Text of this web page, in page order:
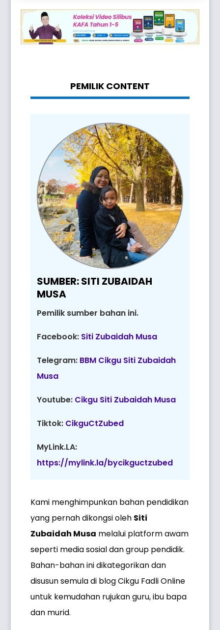
PEMILIK CONTENT
SUMBER: SITI ZUBAIDAH
MUSA
Pemilik sumber bahan ini.
Facebook: Siti Zubaidah Musa
Telegram: BBM Cikgu Siti Zubaidah
Musa
Youtube: Cikgu Siti Zubaidah Musa
Tiktok: CikguCtZubed
MyLink.LA:
https://mylink.la/bycikguctzubed
Kami menghimpunkan bahan pendidikan
yang pernah dikongsi oleh Siti
Zubaidah Musa melalui platform awam
seperti media sosial dan group pendidik.
Bahan-bahan ini dikategorikan dan
disusun semula di blog Cikgu Fadli Online
untuk kemudahan rujukan guru, ibu bapa
dan murid.